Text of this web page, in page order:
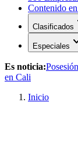
Contenido
Clasificados
Especiales
Es noticia:
en Cali
Inicio